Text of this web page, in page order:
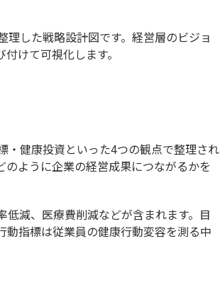
を軸とした新たな現場マネジメント
“仕事の質”のマネジメント戦略
DX化しませんか？
した戦略設計図です。経営層のビジョ
けて可視化します。
・健康投資といった4つの観点で整理され
ように企業の経営成果につながるかを
減、医療費削減などが含まれます。目
指標は従業員の健康行動変容を測る中